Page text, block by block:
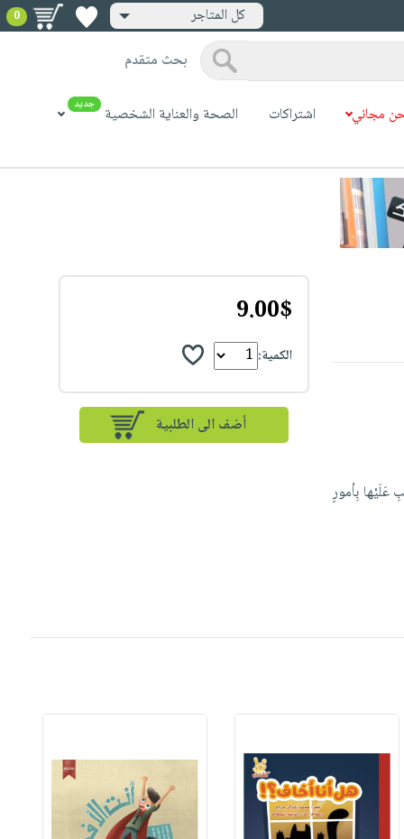
كل المتاجر 0
بحث متقدم
مجاني اشتراكات الصحة والعناية الشخصية جديد
عَلَيْها بِأمورٍ
9.00$
الكمية:
أضف الى الطلبية